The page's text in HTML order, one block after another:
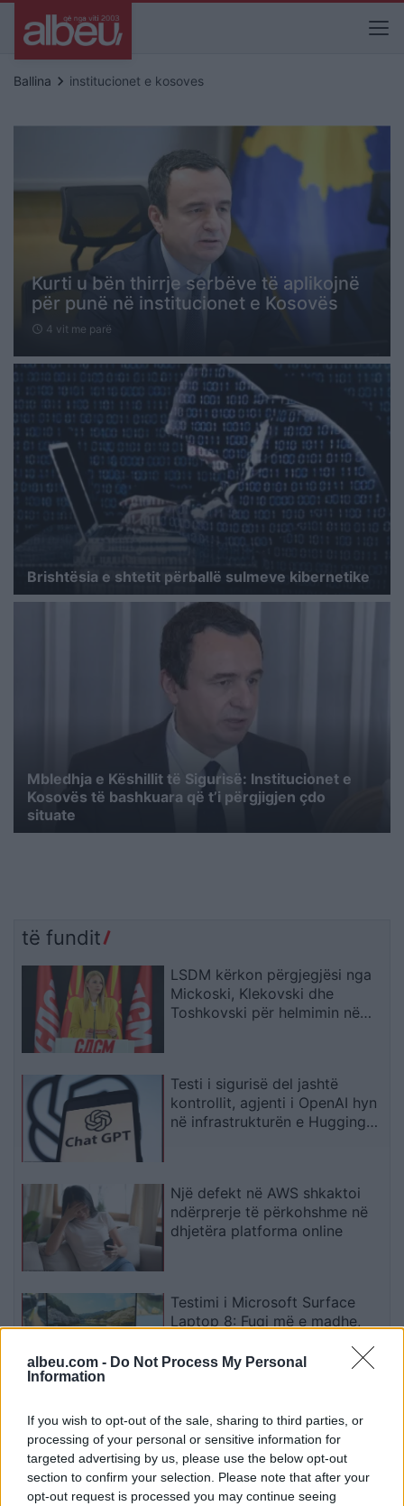
albeu.com - Do Not Process My Personal
Information
If you wish to opt-out of the sale, sharing to third parties, or
processing of your personal or sensitive information for
targeted advertising by us, please use the below opt-out
section to confirm your selection. Please note that after your
opt-out request is processed you may continue seeing
Ballina keyboard_arrow_right institucionet e kosoves
Kurti u bën thirrje serbëve të aplikojnë
për punë në institucionet e Kosovës
schedule 4 vit me parë
Brishtësia e shtetit përballë sulmeve kibernetike
Mbledhja e Këshillit të Sigurisë: Institucionet e
Kosovës të bashkuara që t’i përgjigjen çdo
situate
të fundit
LSDM kërkon përgjegjësi nga
Mickoski, Klekovski dhe
Toshkovski për helmimin në
Testi i sigurisë del jashtë
kontrollit, agjenti i OpenAI hyn
në infrastrukturën e Hugging
Një defekt në AWS shkaktoi
ndërprerje të përkohshme në
dhjetëra platforma online
Testimi i Microsoft Surface
Laptop 8: Fuqi më e madhe,
haptik
e luftimit: I zhveshur nga koka,
por jo nga vullneti për të
luftuar